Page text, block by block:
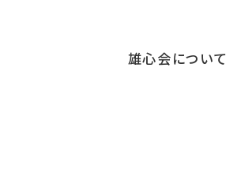
雄心会について